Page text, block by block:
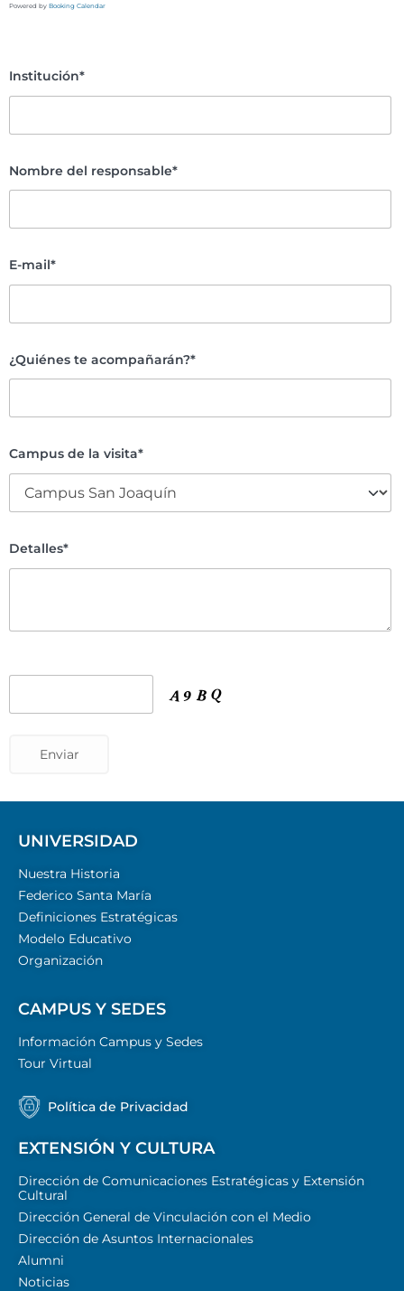
Powered by Booking Calendar
Institución*
Nombre del responsable*
E-mail*
¿Quiénes te acompañarán?*
Campus de la visita*
Detalles*
UNIVERSIDAD
Nuestra Historia
Federico Santa María
Definiciones Estratégicas
Modelo Educativo
Organización
CAMPUS Y SEDES
Información Campus y Sedes
Tour Virtual
Política de Privacidad
EXTENSIÓN Y CULTURA
Dirección de Comunicaciones Estratégicas y Extensión
Cultural
Dirección General de Vinculación con el Medio
Dirección de Asuntos Internacionales
Alumni
Noticias